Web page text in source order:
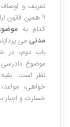
تعریف و اوصاف
کدام به
مدنی می
باب دوم، در
موضوع دادرسی
نظر است.
خواهی،
خسارت و اجبار